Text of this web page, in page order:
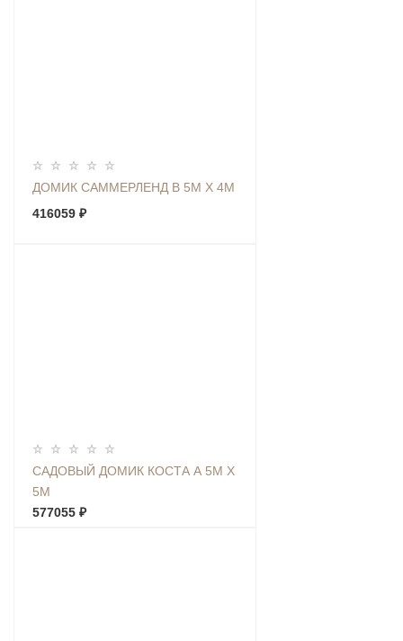
ДОМИК САММЕРЛЕНД В 5М Х 4М
416059 ₽
САДОВЫЙ ДОМИК КОСТА А 5М Х
5М
577055 ₽